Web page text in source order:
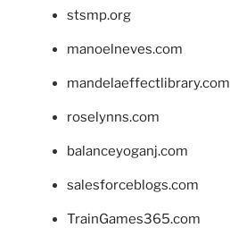
stsmp.org
manoelneves.com
mandelaeffectlibrary.com
roselynns.com
balanceyoganj.com
salesforceblogs.com
TrainGames365.com